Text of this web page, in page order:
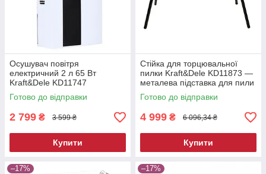
Осушувач повітря
електричний 2 л 65 Вт
Kraft&Dele KD11747
побутовий вологопоглинач
Готово до відправки
2 799 ₴ 3 599 ₴
Купити
Стійка для торцювальної
пилки Kraft&Dele KD11873 —
металева підставка для пили
Готово до відправки
4 999 ₴ 6 096,34 ₴
Купити
–17% –17%